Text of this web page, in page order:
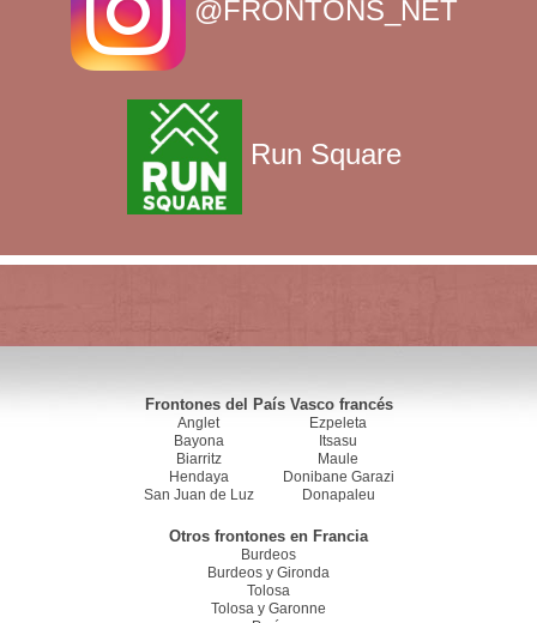
@FRONTONS_NET
Run Square
Frontones del País Vasco francés
Anglet
Bayona
Biarritz
Hendaya
San Juan de Luz
Ezpeleta
Itsasu
Maule
Donibane Garazi
Donapaleu
Otros frontones en Francia
Burdeos
Burdeos y Gironda
Tolosa
Tolosa y Garonne